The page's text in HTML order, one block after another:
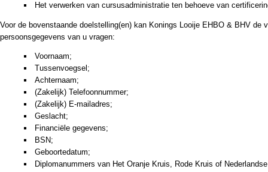
Het verwerken van cursusadministratie ten behoeve van
Voor de bovenstaande doelstelling(en) kan Konings Looije EHBO & BHV de
persoonsgegevens van u vragen:
Voornaam;
Tussenvoegsel;
Achternaam;
(Zakelijk) Telefoonnummer;
(Zakelijk) E-mailadres;
Geslacht;
Financiële gegevens;
BSN;
Geboortedatum;
Diplomanummers van Het Oranje Kruis, Rode Kruis of